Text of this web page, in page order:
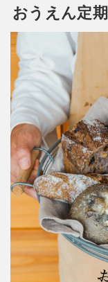
おうえん定